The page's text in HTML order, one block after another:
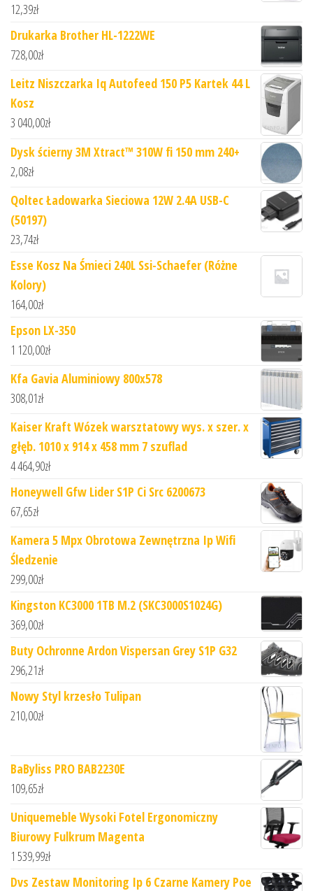
12,39zł
Drukarka Brother HL-1222WE
728,00zł
Leitz Niszczarka Iq Autofeed 150 P5 Kartek 44 L
Kosz
3 040,00zł
Dysk ścierny 3M Xtract™ 310W fi 150 mm 240+
2,08zł
Qoltec Ładowarka Sieciowa 12W 2.4A USB-C
(50197)
23,74zł
Esse Kosz Na Śmieci 240L Ssi-Schaefer (Różne
Kolory)
164,00zł
Epson LX-350
1 120,00zł
Kfa Gavia Aluminiowy 800x578
308,01zł
Kaiser Kraft Wózek warsztatowy wys. x szer. x
głęb. 1010 x 914 x 458 mm 7 szuflad
4 464,90zł
Honeywell Gfw Lider S1P Ci Src 6200673
67,65zł
Kamera 5 Mpx Obrotowa Zewnętrzna Ip Wifi
Śledzenie
299,00zł
Kingston KC3000 1TB M.2 (SKC3000S1024G)
369,00zł
Buty Ochronne Ardon Vispersan Grey S1P G32
296,21zł
Nowy Styl krzesło Tulipan
210,00zł
BaByliss PRO BAB2230E
109,65zł
Uniquemeble Wysoki Fotel Ergonomiczny
Biurowy Fulkrum Magenta
1 539,99zł
Dvs Zestaw Monitoring Ip 6 Czarne Kamery Poe